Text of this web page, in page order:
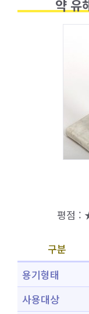
약 유
평점 :
구분
용기형태
사용대상